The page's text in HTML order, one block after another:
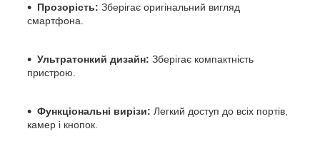
Прозорість: Зберігає оригінальний вигляд
смартфона.
Ультратонкий дизайн: Зберігає компактність
пристрою.
Функціональні вирізи: Легкий доступ до всіх портів,
камер і кнопок.